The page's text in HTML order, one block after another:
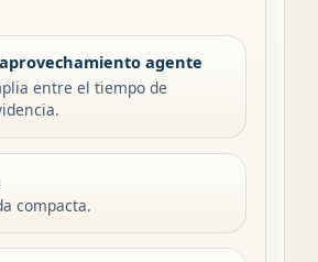
agente
entre el tiempo de
compacta.